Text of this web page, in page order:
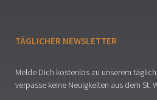
TÄGLICHER NEWSLETTER
Melde Dich kostenlos zu unserem
verpasse keine Neuigkeiten aus dem St.